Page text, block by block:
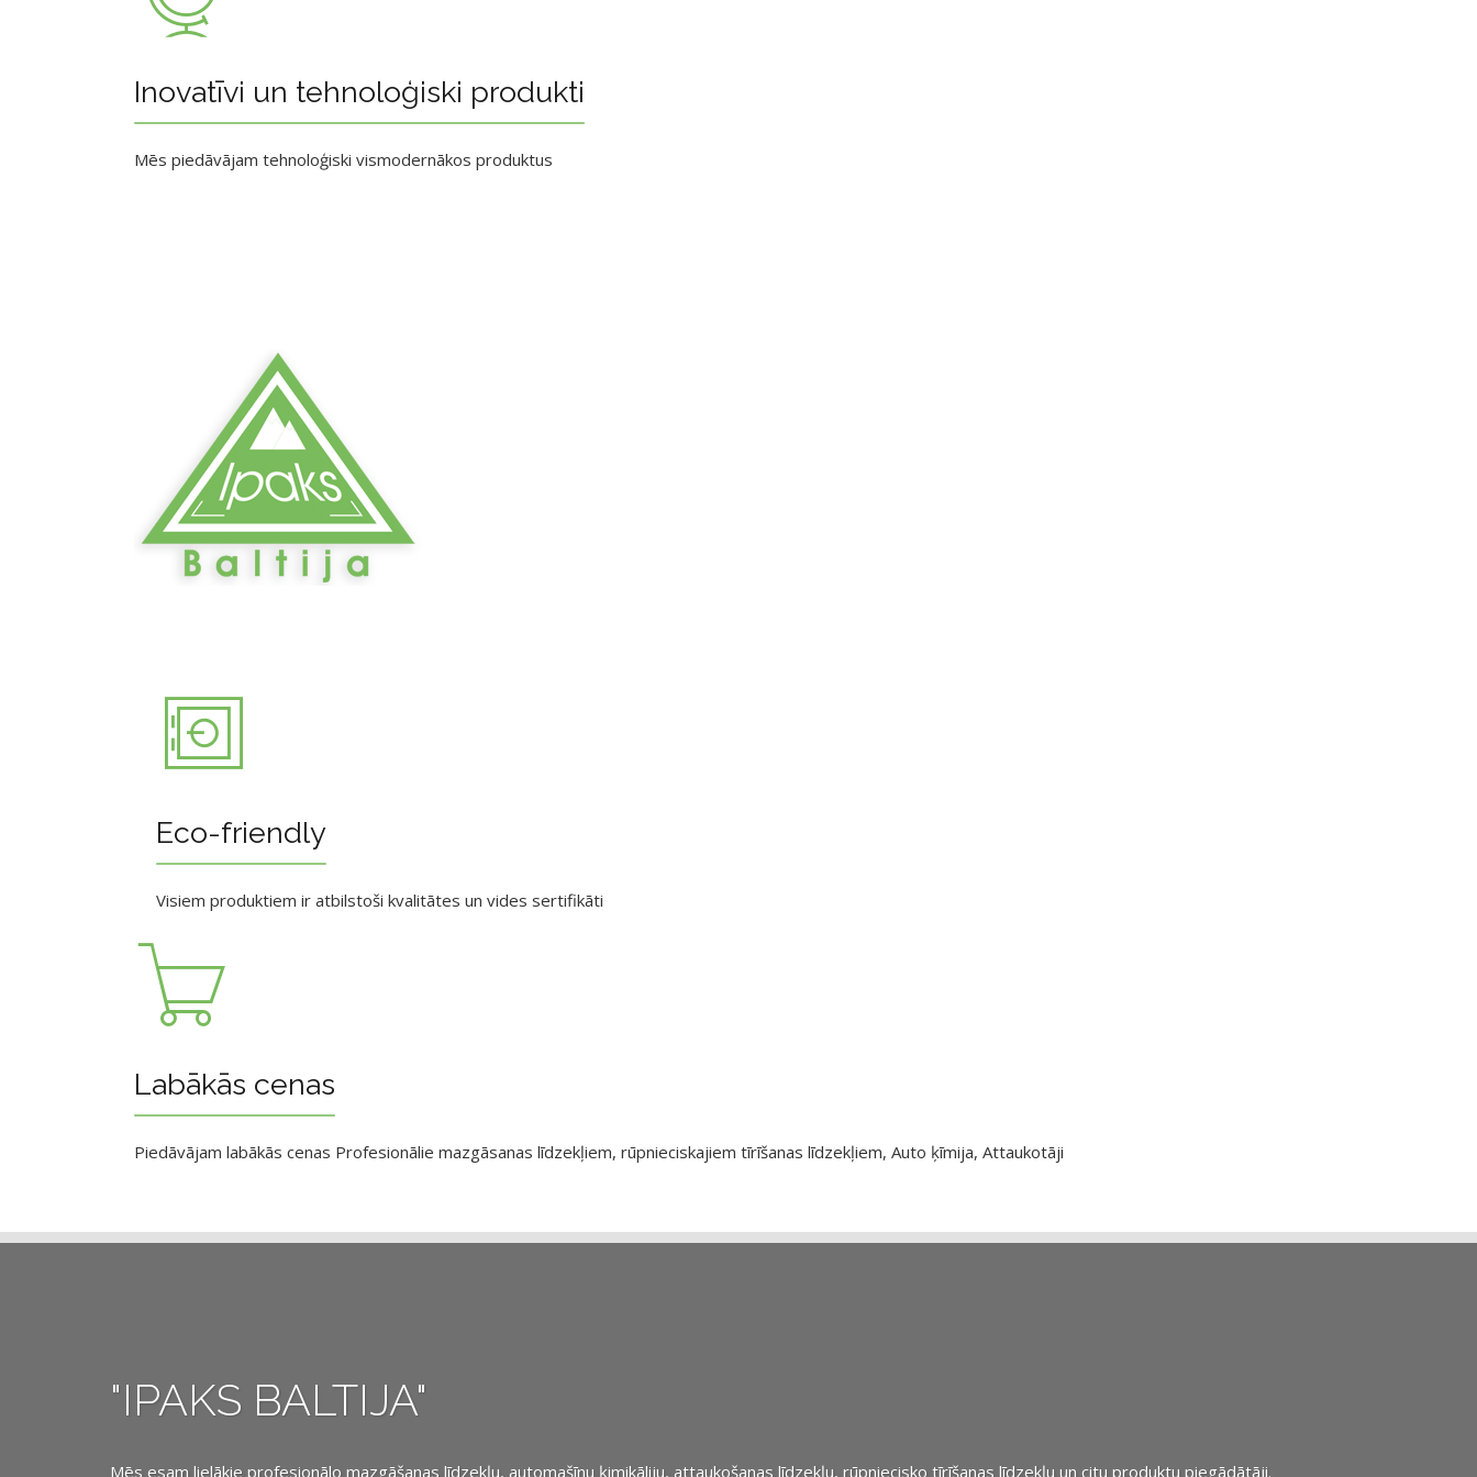
Inovatīvi un tehnoloģiski produkti
Mēs piedāvājam tehnoloģiski vismodernākos produktus
Eco-friendly
Visiem produktiem ir atbilstoši kvalitātes un vides sertifikāti
Labākās cenas
Piedāvājam labākās cenas Profesionālie mazgāsanas līdzekļiem, rūpnieciskajiem tīrīšanas līdzekļiem, Auto ķīmija, Attaukotāji
"IPAKS BALTIJA"
Mēs esam lielākie profesionālo mazgāšanas līdzekļu, automašīnu ķimikāliju, attaukošanas līdzekļu, rūpniecisko tīrīšanas līdzekļu un citu produktu piegādātāji.